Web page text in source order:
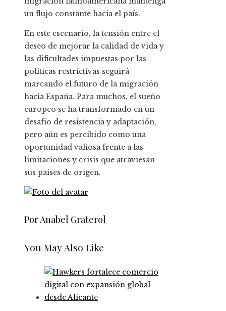
un flujo constante hacia el país.
En este escenario, la tensión entre el
deseo de mejorar la calidad de vida y
las dificultades impuestas por las
políticas restrictivas seguirá
marcando el futuro de la migración
hacia España. Para muchos, el sueño
europeo se ha transformado en un
desafío de resistencia y adaptación,
pero aún es percibido como una
oportunidad valiosa frente a las
limitaciones y crisis que atraviesan
sus países de origen.
Por Anabel Graterol
You May Also Like